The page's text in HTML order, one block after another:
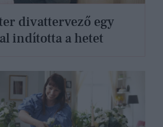
divattervező egy
indította a hetet